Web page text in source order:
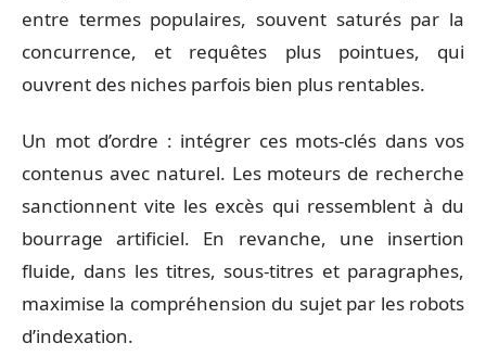
entre termes populaires, souvent saturés par la
concurrence, et requêtes plus pointues, qui
ouvrent des niches parfois bien plus rentables.
Un mot d’ordre : intégrer ces mots-clés dans vos
contenus avec naturel. Les moteurs de recherche
sanctionnent vite les excès qui ressemblent à du
bourrage artificiel. En revanche, une insertion
fluide, dans les titres, sous-titres et paragraphes,
maximise la compréhension du sujet par les robots
d’indexation.